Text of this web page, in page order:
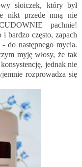
słoiczek, który był
nikt przede mną nie
pachnie!
i bardzo często, zapach
do następnego mycia.
myję włosy, że tak
jednak nie
rozprowadza się